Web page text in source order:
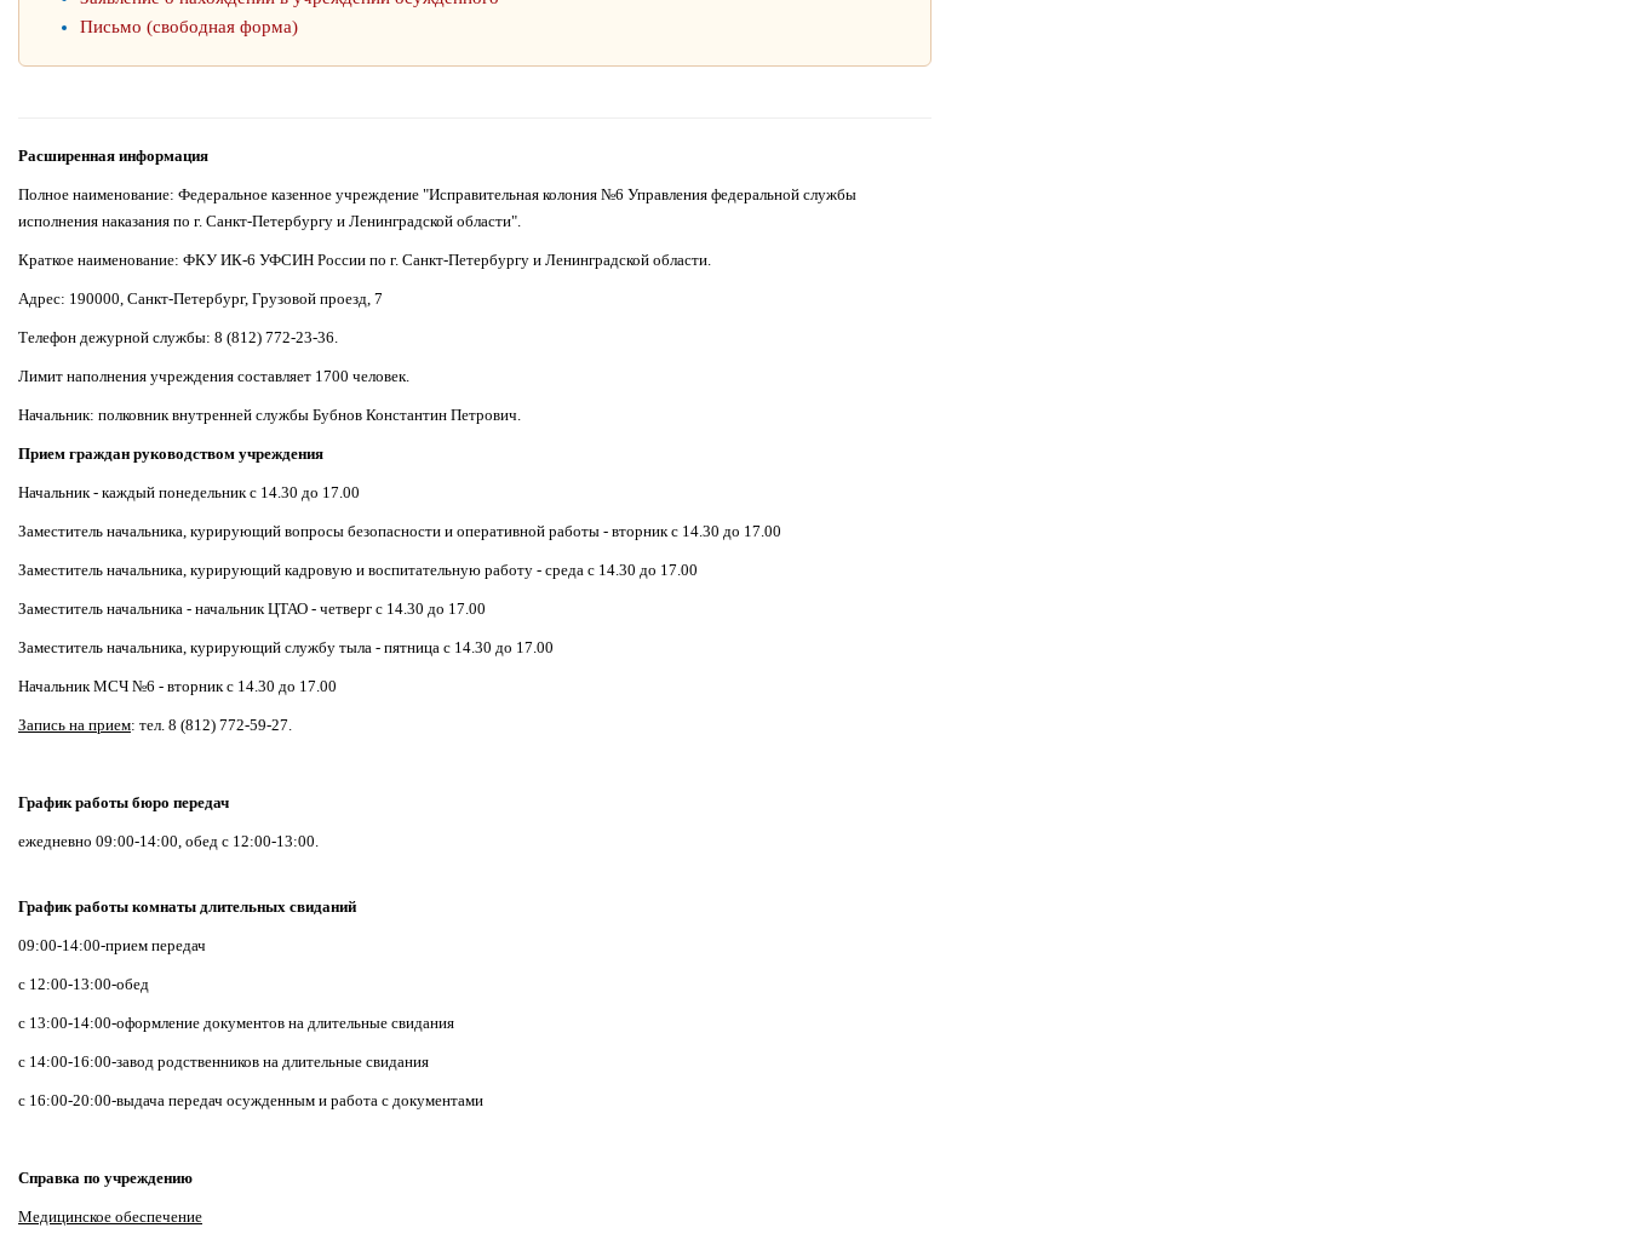
Письмо (свободная форма)
Расширенная информация
Полное наименование: Федеральное казенное учреждение "Исправительная колония №6 Управления федеральной службы
исполнения наказания по г. Санкт-Петербургу и Ленинградской области".
Краткое наименование: ФКУ ИК-6 УФСИН России по г. Санкт-Петербургу и Ленинградской области.
Адрес: 190000, Санкт-Петербург, Грузовой проезд, 7
Телефон дежурной службы: 8 (812) 772-23-36.
Лимит наполнения учреждения составляет 1700 человек.
Начальник: полковник внутренней службы Бубнов Константин Петрович.
Прием граждан руководством учреждения
Начальник - каждый понедельник с 14.30 до 17.00
Заместитель начальника, курирующий вопросы безопасности и оперативной работы - вторник с 14.30 до 17.00
Заместитель начальника, курирующий кадровую и воспитательную работу - среда с 14.30 до 17.00
Заместитель начальника - начальник ЦТАО - четверг с 14.30 до 17.00
Заместитель начальника, курирующий службу тыла - пятница с 14.30 до 17.00
Начальник МСЧ №6 - вторник с 14.30 до 17.00
Запись на прием: тел. 8 (812) 772-59-27.
График работы бюро передач
ежедневно 09:00-14:00, обед с 12:00-13:00.
График работы комнаты длительных свиданий
09:00-14:00-прием передач
с 12:00-13:00-обед
с 13:00-14:00-оформление документов на длительные свидания
с 14:00-16:00-завод родственников на длительные свидания
с 16:00-20:00-выдача передач осужденным и работа с документами
Справка по учреждению
Медицинское обеспечение